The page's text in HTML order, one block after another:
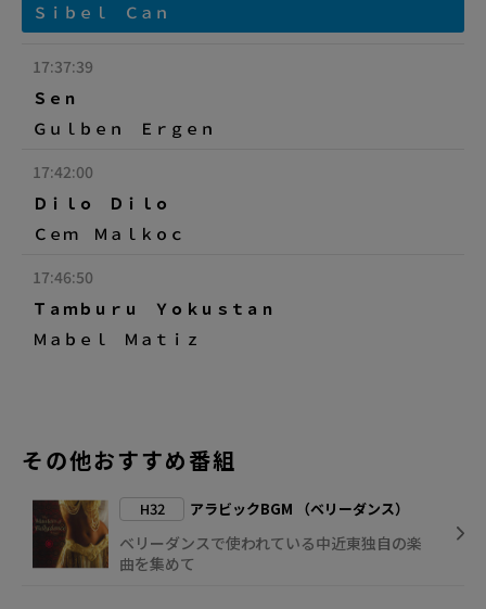
Ｓｉｂｅｌ Ｃａｎ
17:37:39
Ｓｅｎ
Ｇｕｌｂｅｎ Ｅｒｇｅｎ
17:42:00
Ｄｉｌｏ Ｄｉｌｏ
Ｃｅｍ Ｍａｌｋｏｃ
17:46:50
Ｔａｍｂｕｒｕ Ｙｏｋｕｓｔａｎ
Ｍａｂｅｌ Ｍａｔｉｚ
その他おすすめ番組
H32 アラビックBGM （ベリーダンス）
ベリーダンスで使われている中近東独自の楽
曲を集めて